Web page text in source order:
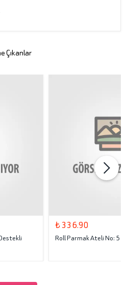
Çıkanlar
₺ 336.90
Roll Parmak Ateli No: 5